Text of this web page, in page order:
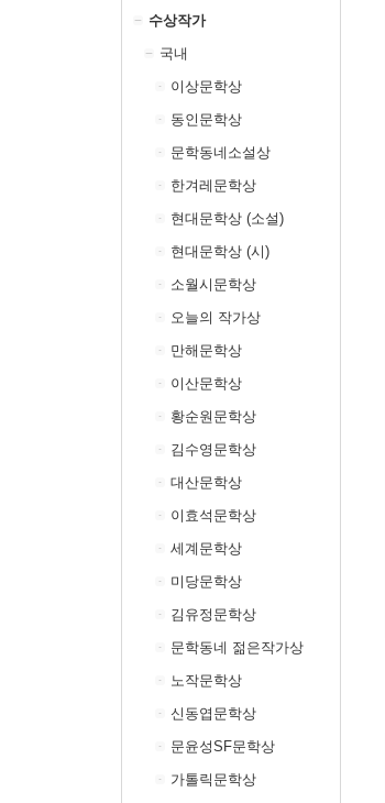
수상작가
국내
이상문학상
동인문학상
문학동네소설상
한겨레문학상
현대문학상 (소설)
현대문학상 (시)
소월시문학상
오늘의 작가상
만해문학상
이산문학상
황순원문학상
김수영문학상
대산문학상
이효석문학상
세계문학상
미당문학상
김유정문학상
문학동네 젊은작가상
노작문학상
신동엽문학상
문윤성SF문학상
가톨릭문학상